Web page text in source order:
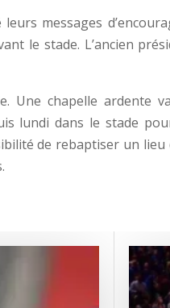
leurs messages
le stade. L’ancien
Une chapelle ardente
lundi dans le stade
de rebaptiser un